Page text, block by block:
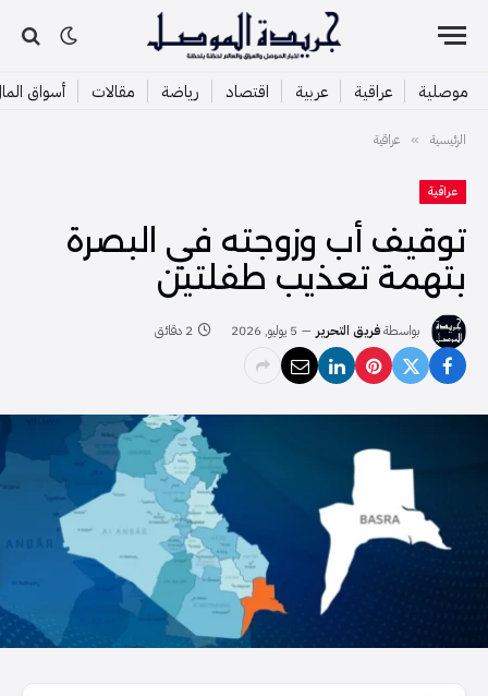
موصلية عراقية عربية اقتصاد رياضة مقالات أسواق
الرئيسية » عراقية
عراقية
توقيف أب وزوجته في البصرة
بتهمة تعذيب طفلتين
بواسطةفريق التحرير 5 يوليو, 2026 2 دقائق